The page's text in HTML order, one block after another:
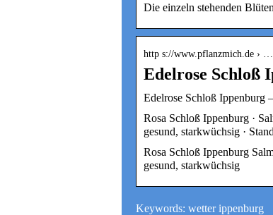
Die einzeln stehenden
http s://www.pflanzmich.de ›
Edelrose Schloß
Edelrose Schloß Ippenburg
Rosa Schloß Ippenburg ·
gesund, starkwüchsig ·
Rosa Schloß Ippenburg
gesund, starkwüchsig
Keywords: wetter ippenburg